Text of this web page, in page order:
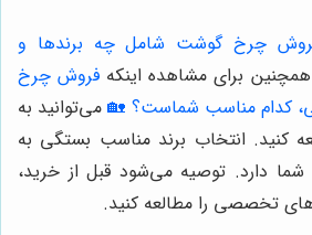
چرخ گوشت شامل چه برندها و
برای مشاهده اینکه فروش چرخ
کدام مناسب شماست؟ 🏡می‌توانید به
کنید. انتخاب برند مناسب بستگی به
شما دارد. توصیه می‌شود قبل از خرید،
تخصصی را مطالعه کنید.